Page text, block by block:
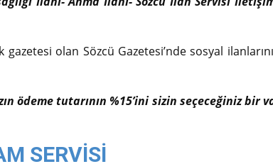
olan Sözcü Gazetesi’nde sosyal
ödeme tutarının %15’ini sizin seçeceğiniz bir
SERVİSİ